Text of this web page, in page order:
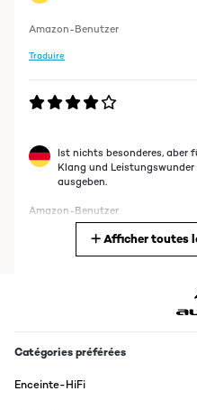
Amazon-Benutzer
Traduire
Ist nichts besonderes, aber
Klang und
ausgeben.
Amazon-Benutzer
hier erfüllt er seinen Zweck.
Amazon-Benutzer
Afficher toutes
Catégories préférées
Enceinte-HiFi